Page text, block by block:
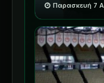
Παρασκευή 7